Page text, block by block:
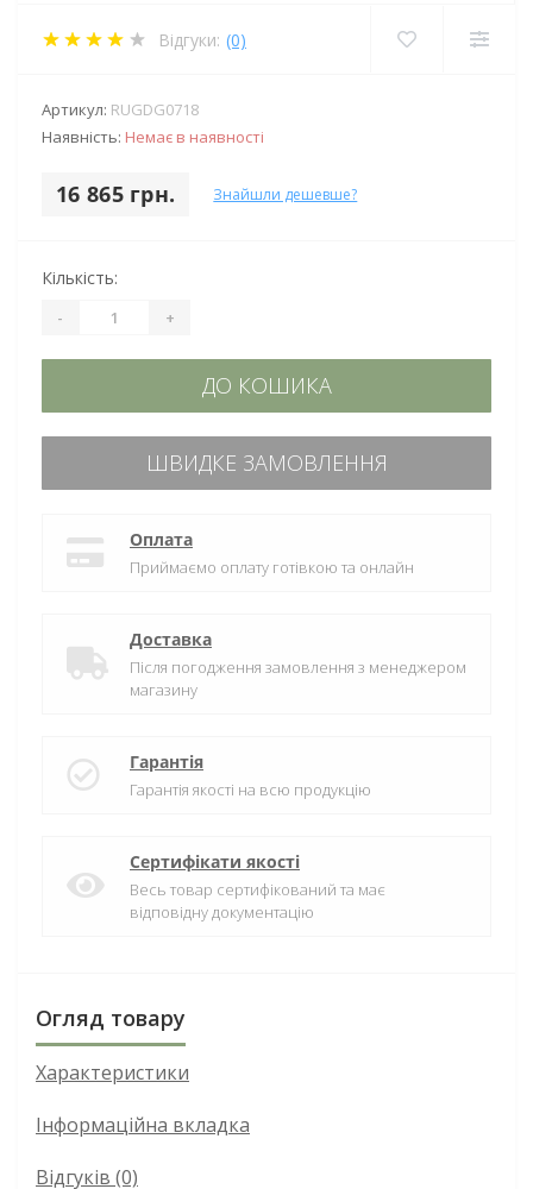
Відгуки: (0)
Артикул: RUGDG0718
Наявність: Немає в наявності
16 865 грн. Знайшли дешевше?
Кількість:
- +
ДО КОШИКА
ШВИДКЕ ЗАМОВЛЕННЯ
Оплата
Приймаємо оплату готівкою та онлайн
Доставка
Після погодження замовлення з менеджером
магазину
Гарантія
Гарантія якості на всю продукцію
Сертифікати якості
Весь товар сертифікований та має
відповідну документацію
Огляд товару
Характеристики
Інформаційна вкладка
Відгуків (0)